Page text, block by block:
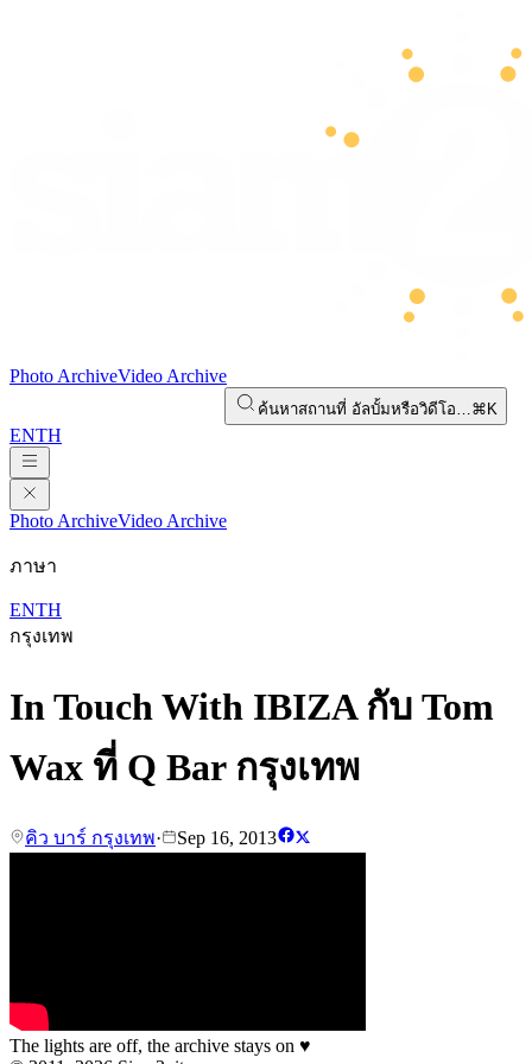
Photo ArchiveVideo Archive
ค้นหาสถานที่ อัลบั้มหรือวิดีโอ…⌘K
ENTH
Photo ArchiveVideo Archive
ภาษา
ENTH
กรุงเทพ
In Touch With IBIZA กับ Tom
Wax ที่ Q Bar กรุงเทพ
คิว บาร์ กรุงเทพ· Sep 16, 2013
The lights are off, the archive stays on ♥